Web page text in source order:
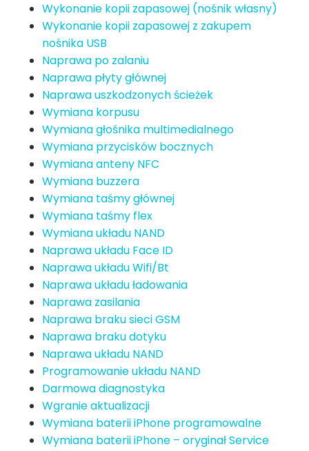
Wykonanie kopii zapasowej (nośnik własny)
Wykonanie kopii zapasowej z zakupem
nośnika USB
Naprawa po zalaniu
Naprawa płyty głównej
Naprawa uszkodzonych ścieżek
Wymiana korpusu
Wymiana głośnika multimedialnego
Wymiana przycisków bocznych
Wymiana anteny NFC
Wymiana buzzera
Wymiana taśmy głównej
Wymiana taśmy flex
Wymiana układu NAND
Naprawa układu Face ID
Naprawa układu Wifi/Bt
Naprawa układu ładowania
Naprawa zasilania
Naprawa braku sieci GSM
Naprawa braku dotyku
Naprawa układu NAND
Programowanie układu NAND
Darmowa diagnostyka
Wgranie aktualizacji
Wymiana baterii iPhone programowalne
Wymiana baterii iPhone – oryginał Service